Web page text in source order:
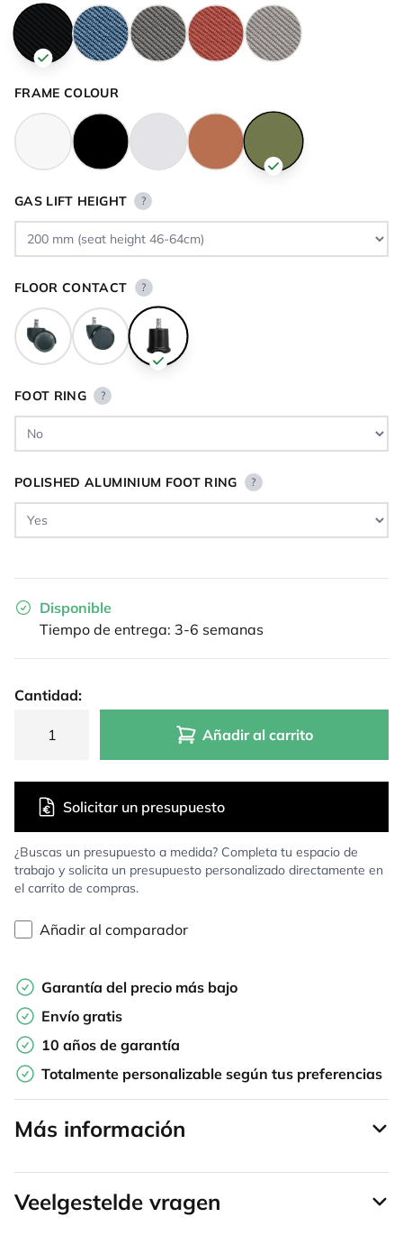
FRAME COLOUR
GAS LIFT HEIGHT ?
FLOOR CONTACT ?
FOOT RING ?
POLISHED ALUMINIUM FOOT RING ?
Disponible
Tiempo de entrega: 3-6 semanas
Cantidad:
Añadir al carrito
¿Buscas un presupuesto a medida? Completa tu espacio de
trabajo y solicita un presupuesto personalizado directamente en
el carrito de compras.
Solicitar un presupuesto
Añadir al comparador
Garantía del precio más bajo
Envío gratis
10 años de garantía
Totalmente personalizable según tus preferencias
Más información
Veelgestelde vragen